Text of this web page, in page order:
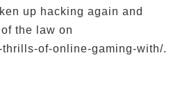
up hacking again and
the law on
of-online-gaming-with/.